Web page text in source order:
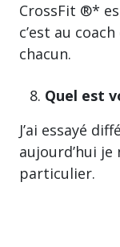
CrossFit ®*
c’est au
chacun.
Quel est
J’ai essayé
aujourd’hui
particulier.